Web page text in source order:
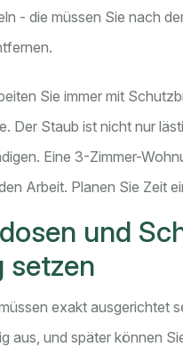
- die müssen Sie nach
Sie immer mit
Der Staub ist nicht nur
Eine 3-Zimmer-
Arbeit. Planen Sie Zeit
und
setzen
exakt ausgerichtet
aus, und später können